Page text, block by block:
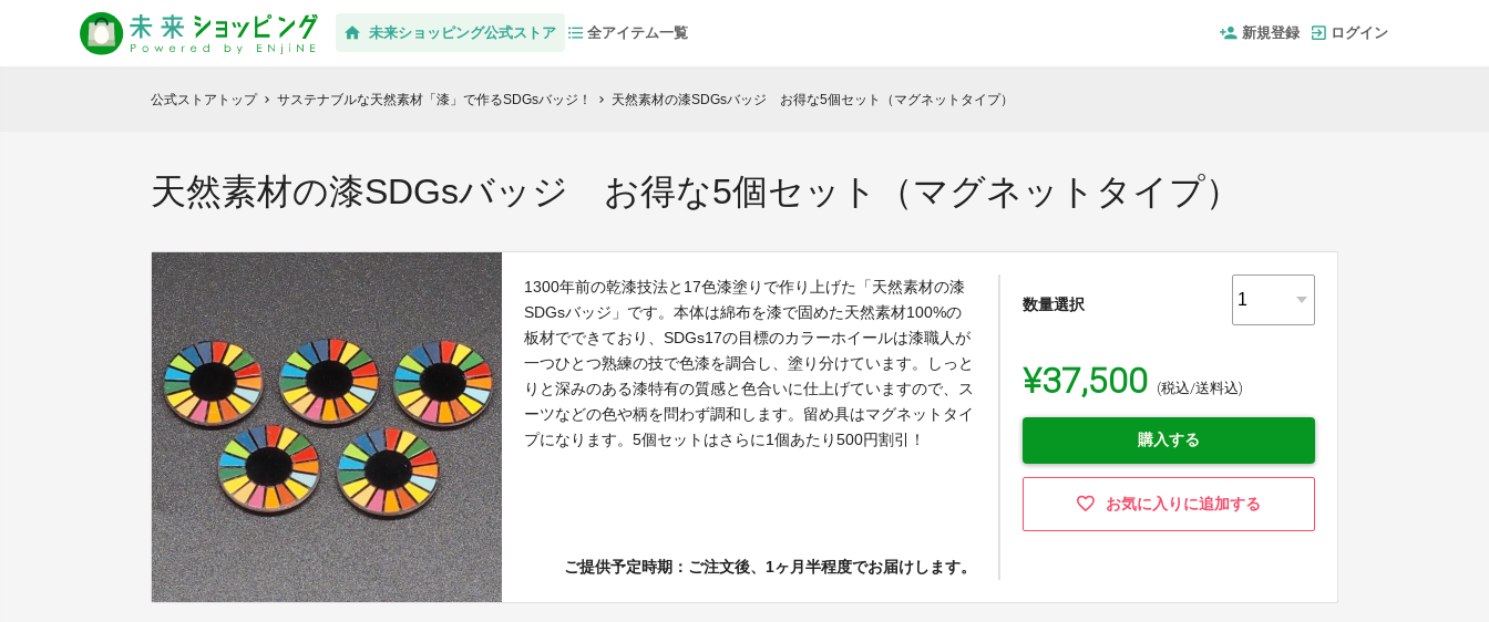
未来ショッピング公式ストア 全アイテム一覧 新規登録 ログイン
公式ストアトップ chevron_right サステナブルな天然素材「漆」で作るSDGsバッジ！ chevron_right 天然素材の漆SDGsバッジ お得な5個セット（マグネットタイプ）
天然素材の漆SDGsバッジ お得な5個セット（マグネットタイプ）
1300年前の乾漆技法と17色漆塗りで作り上げた「天然素材の漆
SDGsバッジ」です。本体は綿布を漆で固めた天然素材100%の
板材でできており、SDGs17の目標のカラーホイールは漆職人が
一つひとつ熟練の技で色漆を調合し、塗り分けています。しっと
りと深みのある漆特有の質感と色合いに仕上げていますので、ス
ーツなどの色や柄を問わず調和します。留め具はマグネットタイ
プになります。5個セットはさらに1個あたり500円割引！
ご提供予定時期：ご注文後、1ヶ月半程度でお届けします。
数量選択
¥37,500 (税込/送料込)
購入する
お気に入りに追加する